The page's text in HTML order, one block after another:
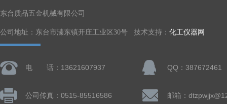
东台质品五金机械有限公司
公司地址：东台市溱东镇开庄工业区30号 技术支持： 化工仪器网
电 话：13621607937 QQ：387672461
公司传真：0515-85516586 邮箱：